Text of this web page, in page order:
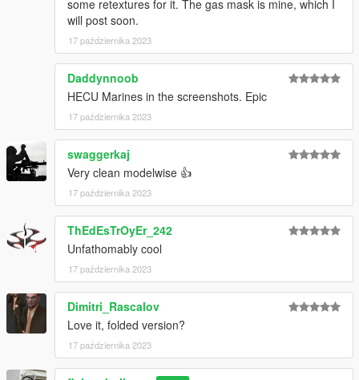
some retextures for it. The gas mask is mine, which I
will post soon.
17 października 2023
Daddynnoob
HECU Marines in the screenshots. Epic
17 października 2023
swaggerkaj
Very clean modelwise 👍
17 października 2023
ThEdEsTrOyEr_242
Unfathomably cool
17 października 2023
Dimitri_Rascalov
Love it, folded version?
17 października 2023